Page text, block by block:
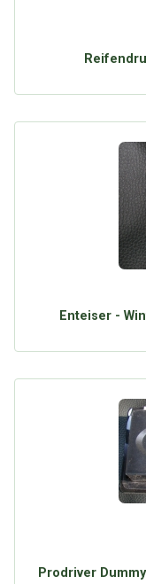
Enteiser -
Prodriver